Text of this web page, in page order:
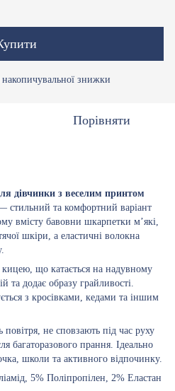
знижки
Порівняти
дівчинки з веселим принтом
стильний та комфортний варіант
вмісту бавовни шкарпетки м’які,
шкіри, а еластичні волокна
що катається на надувному
та додає образу грайливості.
з кросівками, кедами та іншим
не сповзають під час руху
багаторазового прання. Ідеально
школи та активного відпочинку.
5% Поліпропілен, 2% Еластан